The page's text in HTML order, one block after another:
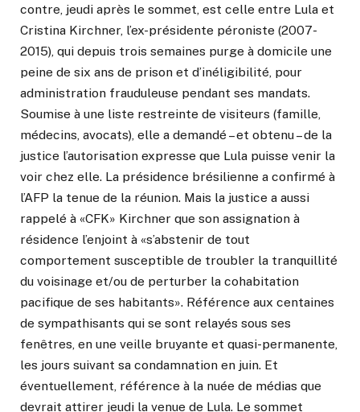
contre, jeudi après le sommet, est celle entre Lula et
Cristina Kirchner, l’ex-présidente péroniste (2007-
2015), qui depuis trois semaines purge à domicile une
peine de six ans de prison et d’inéligibilité, pour
administration frauduleuse pendant ses mandats.
Soumise à une liste restreinte de visiteurs (famille,
médecins, avocats), elle a demandé – et obtenu – de la
justice l’autorisation expresse que Lula puisse venir la
voir chez elle. La présidence brésilienne a confirmé à
l’AFP la tenue de la réunion. Mais la justice a aussi
rappelé à «CFK» Kirchner que son assignation à
résidence l’enjoint à «s’abstenir de tout
comportement susceptible de troubler la tranquillité
du voisinage et/ou de perturber la cohabitation
pacifique de ses habitants». Référence aux centaines
de sympathisants qui se sont relayés sous ses
fenêtres, en une veille bruyante et quasi-permanente,
les jours suivant sa condamnation en juin. Et
éventuellement, référence à la nuée de médias que
devrait attirer jeudi la venue de Lula. Le sommet